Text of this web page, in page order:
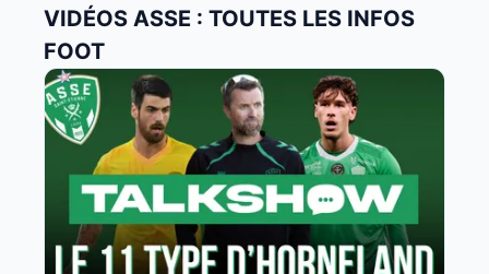
VIDÉOS ASSE : TOUTES LES INFOS
FOOT